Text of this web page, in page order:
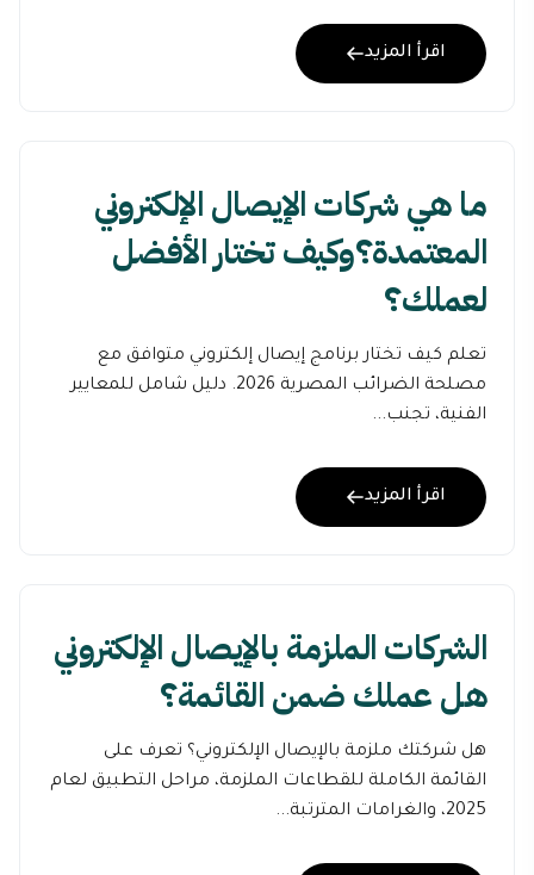
اقرأ المزيد
ما هي شركات الإيصال الإلكتروني
المعتمدة؟وكيف تختار الأفضل
لعملك؟
تعلم كيف تختار برنامج إيصال إلكتروني متوافق مع
مصلحة الضرائب المصرية 2026. دليل شامل للمعايير
الفنية، تجنب...
اقرأ المزيد
الشركات الملزمة بالإيصال الإلكتروني
هل عملك ضمن القائمة؟
هل شركتك ملزمة بالإيصال الإلكتروني؟ تعرف على
القائمة الكاملة للقطاعات الملزمة، مراحل التطبيق لعام
2025، والغرامات المترتبة...